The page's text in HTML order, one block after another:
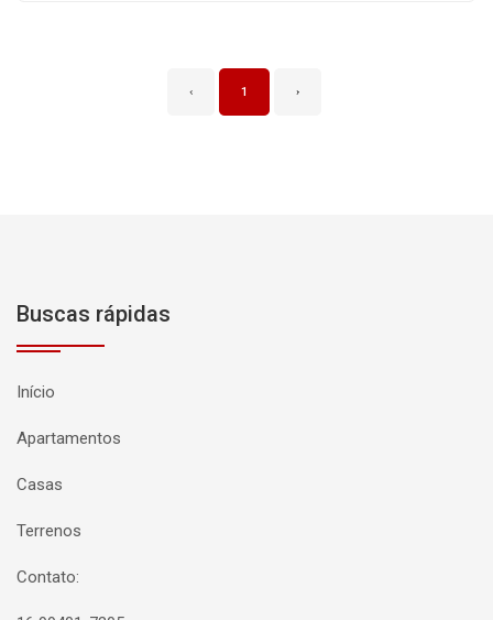
‹ 1 ›
Buscas rápidas
Início
Apartamentos
Casas
Terrenos
Contato: